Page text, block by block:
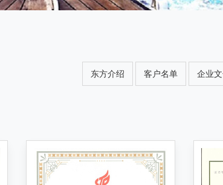
东方介绍 客户名单 企业